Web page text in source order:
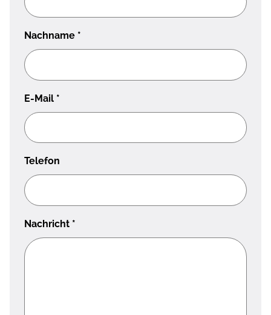
Nachname *
E-Mail *
Telefon
Nachricht *